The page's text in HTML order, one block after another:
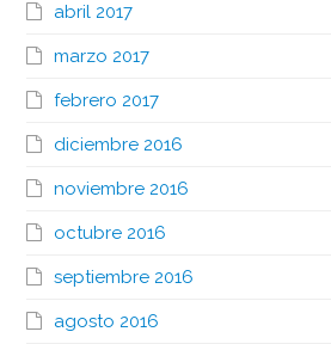
abril 2017
marzo 2017
febrero 2017
diciembre 2016
noviembre 2016
octubre 2016
septiembre 2016
agosto 2016